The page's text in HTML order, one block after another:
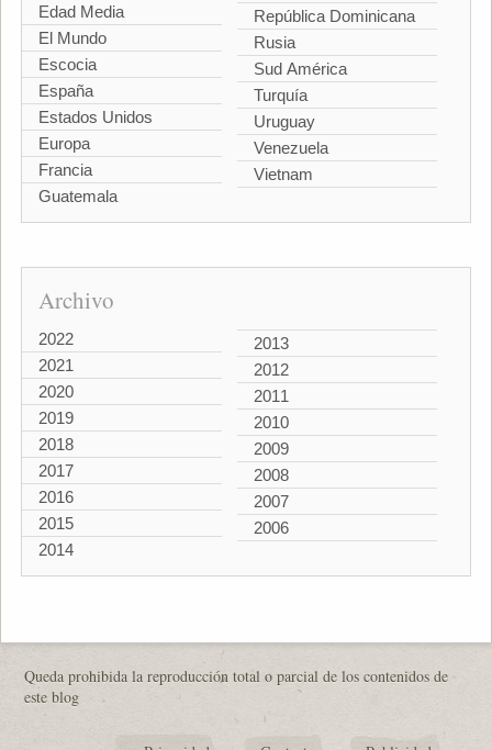
Edad Media
El Mundo
Escocia
España
Estados Unidos
Europa
Francia
Guatemala
República Dominicana
Rusia
Sud América
Turquía
Uruguay
Venezuela
Vietnam
Archivo
2022
2021
2020
2019
2018
2017
2016
2015
2014
2013
2012
2011
2010
2009
2008
2007
2006
Queda prohibida la reproducción total o parcial de los contenidos de
este blog